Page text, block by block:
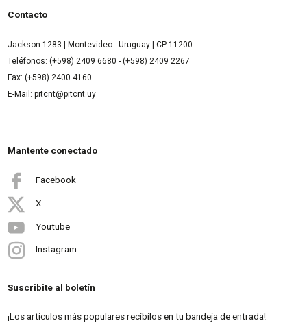
Contacto
Jackson 1283 | Montevideo - Uruguay | CP 11200
Teléfonos: (+598) 2409 6680 - (+598) 2409 2267
Fax: (+598) 2400 4160
E-Mail: pitcnt@pitcnt.uy
Mantente conectado
Facebook
X
Youtube
Instagram
Suscribite al boletín
¡Los artículos más populares recibilos en tu bandeja de entrada!